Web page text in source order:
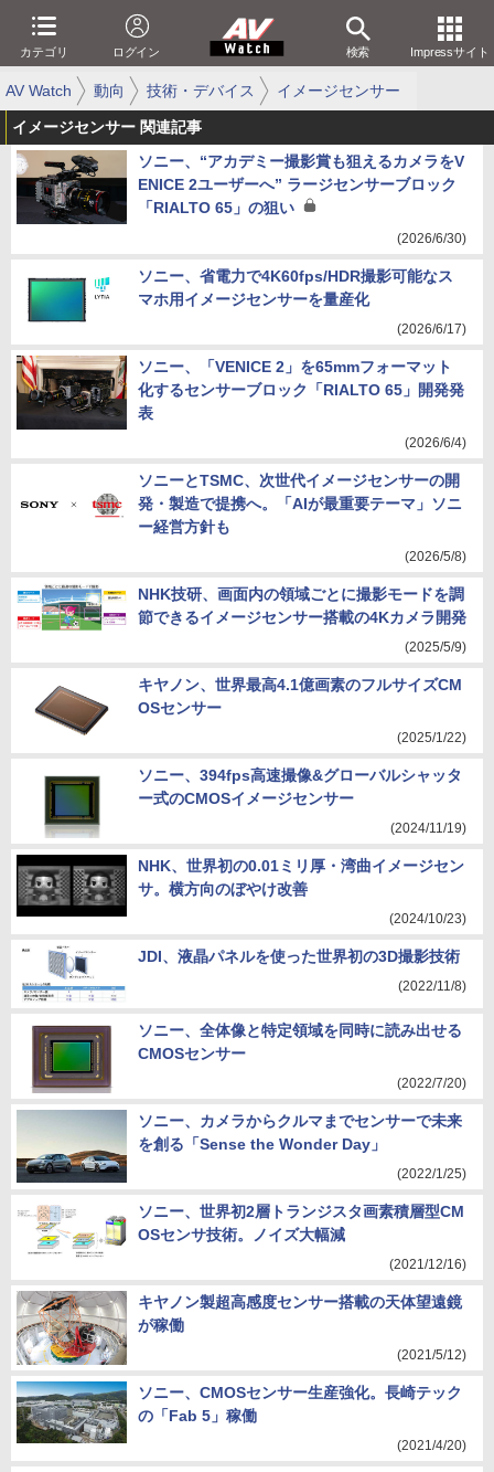
カテゴリ ログイン 検索 Impressサイト
AV Watch 動向 技術・デバイス イメージセンサー
イメージセンサー 関連記事
ソニー、“アカデミー撮影賞も狙えるカメラをV
ENICE 2ユーザーへ” ラージセンサーブロック
「RIALTO 65」の狙い
(2026/6/30)
ソニー、省電力で4K60fps/HDR撮影可能なス
マホ用イメージセンサーを量産化
(2026/6/17)
ソニー、「VENICE 2」を65mmフォーマット
化するセンサーブロック「RIALTO 65」開発発
表
(2026/6/4)
ソニーとTSMC、次世代イメージセンサーの開
発・製造で提携へ。「AIが最重要テーマ」ソニ
ー経営方針も
(2026/5/8)
NHK技研、画面内の領域ごとに撮影モードを調
節できるイメージセンサー搭載の4Kカメラ開発
(2025/5/9)
キヤノン、世界最高4.1億画素のフルサイズCM
OSセンサー
(2025/1/22)
ソニー、394fps高速撮像&グローバルシャッタ
ー式のCMOSイメージセンサー
(2024/11/19)
NHK、世界初の0.01ミリ厚・湾曲イメージセン
サ。横方向のぼやけ改善
(2024/10/23)
JDI、液晶パネルを使った世界初の3D撮影技術
(2022/11/8)
ソニー、全体像と特定領域を同時に読み出せる
CMOSセンサー
(2022/7/20)
ソニー、カメラからクルマまでセンサーで未来
を創る「Sense the Wonder Day」
(2022/1/25)
ソニー、世界初2層トランジスタ画素積層型CM
OSセンサ技術。ノイズ大幅減
(2021/12/16)
キヤノン製超高感度センサー搭載の天体望遠鏡
が稼働
(2021/5/12)
ソニー、CMOSセンサー生産強化。長崎テック
の「Fab 5」稼働
(2021/4/20)